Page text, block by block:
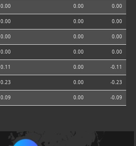
0.00 0.00 0.00
0.00 0.00 0.00
0.00 0.00 0.00
0.00 0.00 0.00
0.11 0.00 -0.11
0.23 0.00 -0.23
0.09 0.00 -0.09